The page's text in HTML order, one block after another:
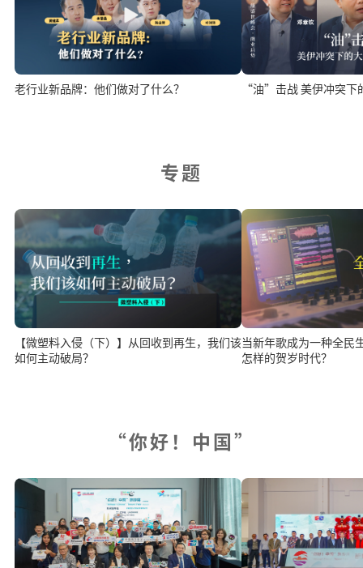
老行业新品牌：他们做对了什么？ “油”击战 美伊冲突下
专题
【微塑料入侵（下）】从回收到再生，我们该
如何主动破局？
当新年歌成为一种全民
怎样的贺岁时代？
“你好！中国”